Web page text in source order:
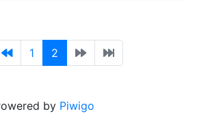
1 2
by Piwigo